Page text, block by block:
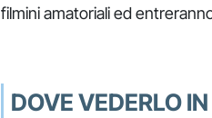
filmini amatoriali ed
DOVE VEDERLO